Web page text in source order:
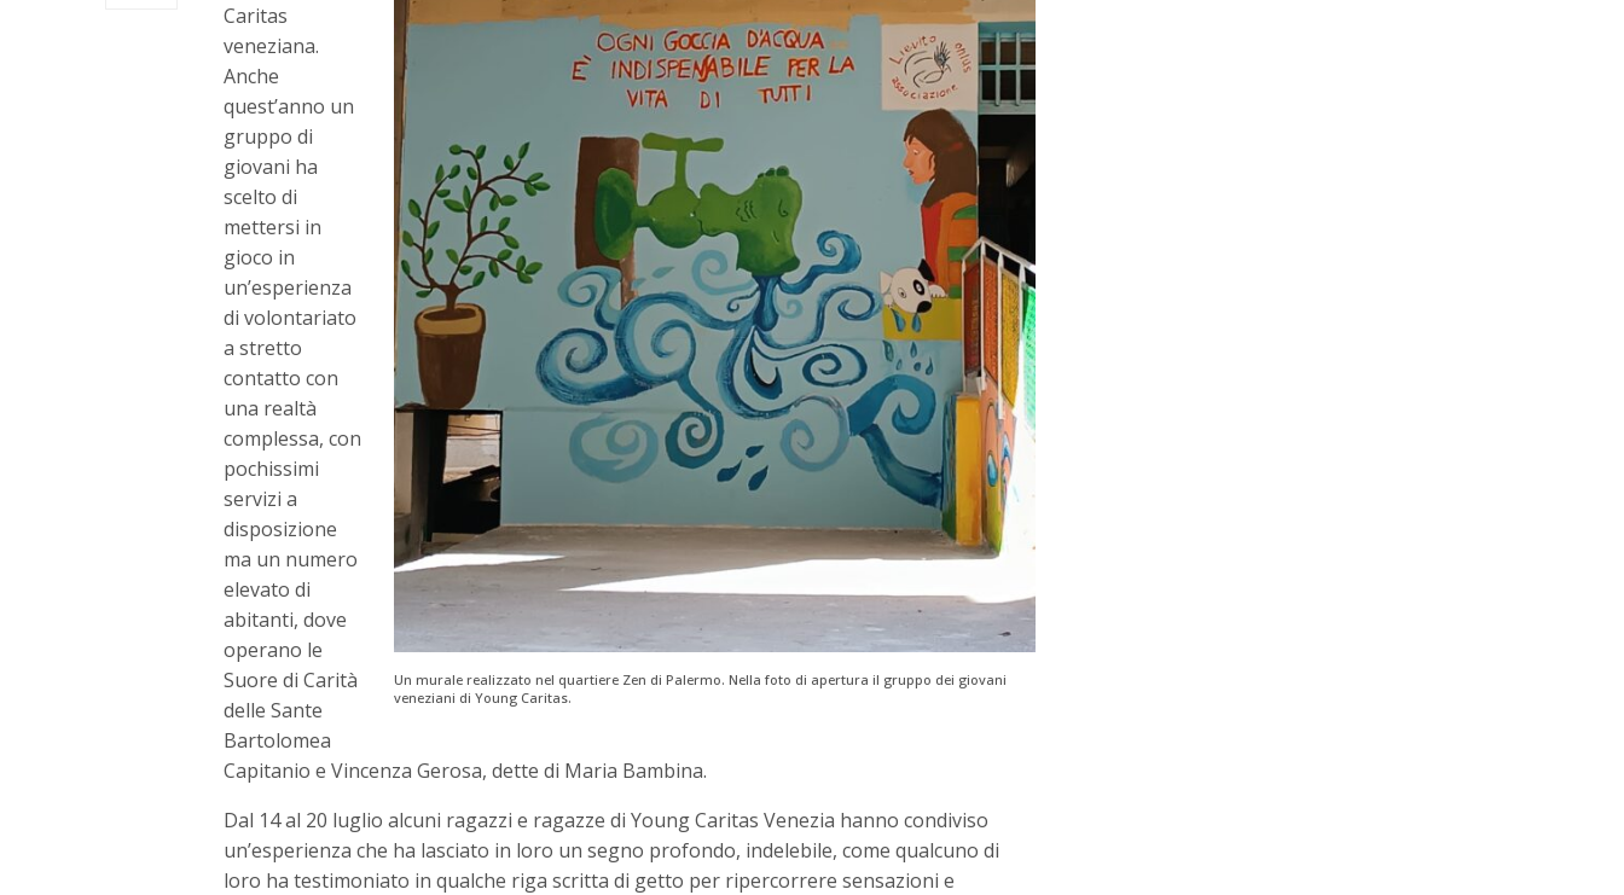
Un murale realizzato nel quartiere Zen di Palermo. Nella foto di apertura il gruppo dei giovani
veneziani di Young Caritas.
Caritas
veneziana.
Anche
quest’anno un
gruppo di
giovani ha
scelto di
mettersi in
gioco in
un’esperienza
di volontariato
a stretto
contatto con
una realtà
complessa, con
pochissimi
servizi a
disposizione
ma un numero
elevato di
abitanti, dove
operano le
Suore di Carità
delle Sante
Bartolomea
Capitanio e Vincenza Gerosa, dette di Maria Bambina.
Dal 14 al 20 luglio alcuni ragazzi e ragazze di Young Caritas Venezia hanno condiviso
un’esperienza che ha lasciato in loro un segno profondo, indelebile, come qualcuno di
loro ha testimoniato in qualche riga scritta di getto per ripercorrere sensazioni e